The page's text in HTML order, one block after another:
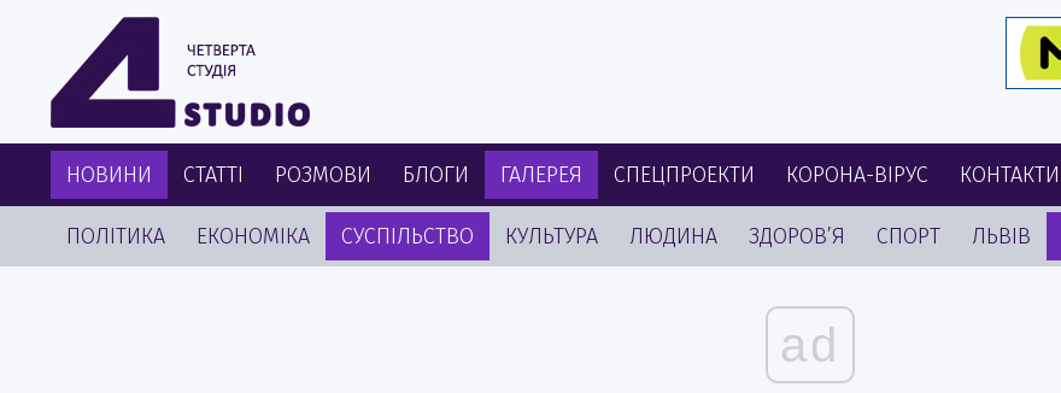
НОВИНИ СТАТТІ РОЗМОВИ БЛОГИ ГАЛЕРЕЯ СПЕЦПРОЕКТИ КОРОНА-ВІРУС КОНТАКТИ
ПОЛІТИКА ЕКОНОМІКА СУСПІЛЬСТВО КУЛЬТУРА ЛЮДИНА ЗДОРОВ’Я СПОРТ ЛЬВІВ
ad